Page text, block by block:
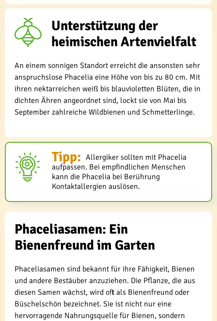
Unterstützung der
heimischen Artenvielfalt
An einem sonnigen Standort erreicht die ansonsten sehr
anspruchslose Phacelia eine Höhe von bis zu 80 cm. Mit
ihren nektarreichen weiß bis blauvioletten Blüten, die in
dichten Ähren angeordnet sind, lockt sie von Mai bis
September zahlreiche Wildbienen und Schmetterlinge.
Tipp: Allergiker sollten mit Phacelia
aufpassen. Bei empfindlichen Menschen
kann die Phacelia bei Berührung
Kontaktallergien auslösen.
Phaceliasamen: Ein
Bienenfreund im Garten
Phaceliasamen sind bekannt für ihre Fähigkeit, Bienen
und andere Bestäuber anzuziehen. Die Pflanze, die aus
diesen Samen wächst, wird oft als Bienenfreund oder
Büschelschön bezeichnet. Sie ist nicht nur eine
hervorragende Nahrungsquelle für Bienen, sondern